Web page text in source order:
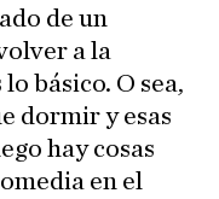
de un
a la
básico. O sea,
dormir y esas
hay cosas
en el